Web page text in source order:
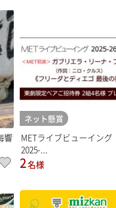
響
ネット懸賞
METライブビューイング
2025-...
2名様